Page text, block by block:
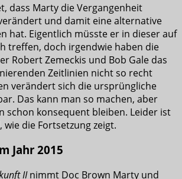
dass Marty die Vergangenheit
und damit eine alternative
hat. Eigentlich müsste er in dieser auf
treffen, doch irgendwie haben die
Robert Zemeckis und Bob Gale das
Zeitlinien nicht so recht
verändert sich die ursprüngliche
Das kann man so machen, aber
schon konsequent bleiben. Leider ist
wie die Fortsetzung zeigt.
Jahr 2015
IInimmt Doc Brown Marty und